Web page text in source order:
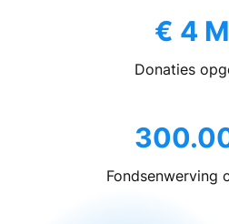
€ 4
Donaties
Fondsenwerving